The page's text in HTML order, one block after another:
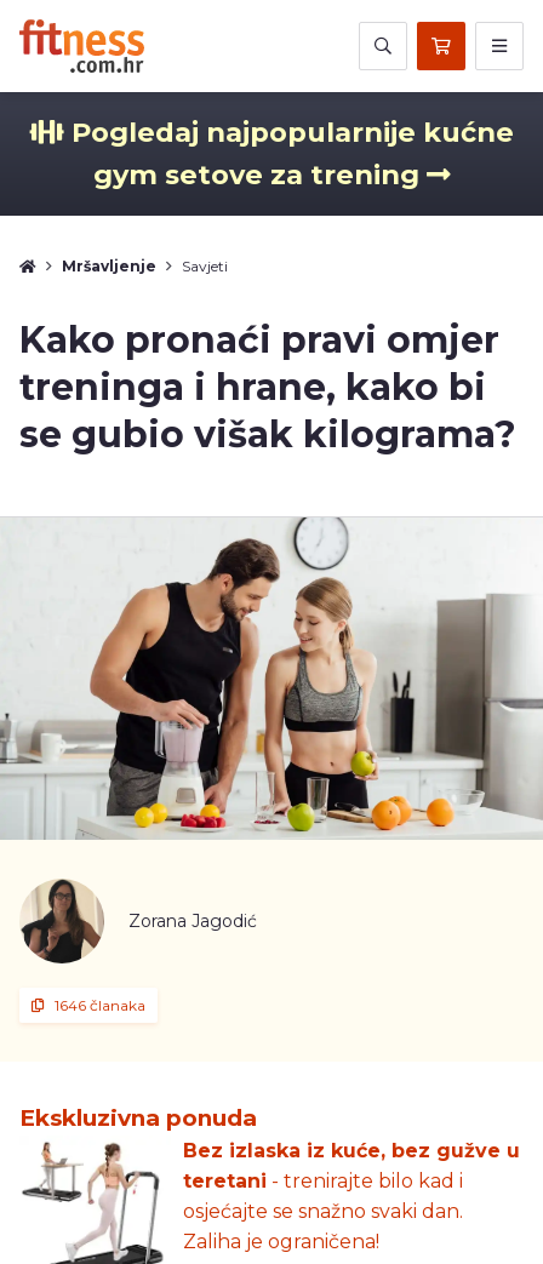
Pogledaj najpopularnije kućne
gym setove za trening
Mršavljenje Savjeti
Kako pronaći pravi omjer
treninga i hrane, kako bi
se gubio višak kilograma?
Zorana Jagodić
1646 članaka
Ekskluzivna ponuda
Bez izlaska iz kuće, bez gužve u
teretani - trenirajte bilo kad i
osjećajte se snažno svaki dan.
Zaliha je ograničena!